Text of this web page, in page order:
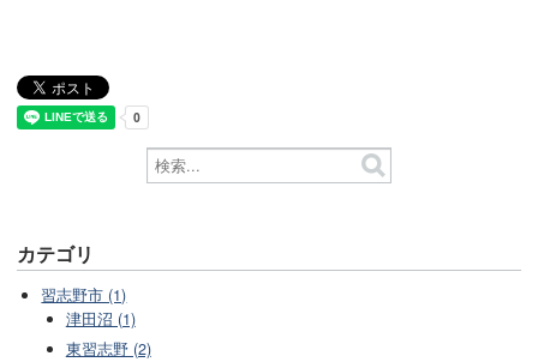
カテゴリ
習志野市 (1)
津田沼 (1)
東習志野 (2)